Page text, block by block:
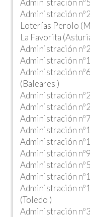
Administración
Administración
Loterías Perolo
La Favorita
Administración
Administración
Administración
(Baleares )
Administración
Administración
Administración
Administración
Administración
Administración
Administración
Administración
Administración
(Toledo )
Administración